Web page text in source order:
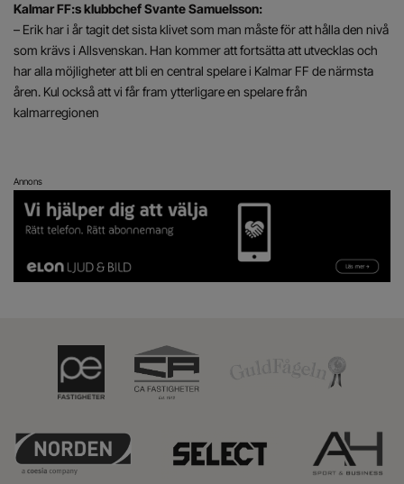
Kalmar FF:s klubbchef Svante Samuelsson:
– Erik har i år tagit det sista klivet som man måste för att hålla den nivå
som krävs i Allsvenskan. Han kommer att fortsätta att utvecklas och
har alla möjligheter att bli en central spelare i Kalmar FF de närmsta
åren. Kul också att vi får fram ytterligare en spelare från
kalmarregionen
Annons